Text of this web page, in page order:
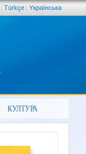
Türkçe Yкраїнська
КУЛТУРА